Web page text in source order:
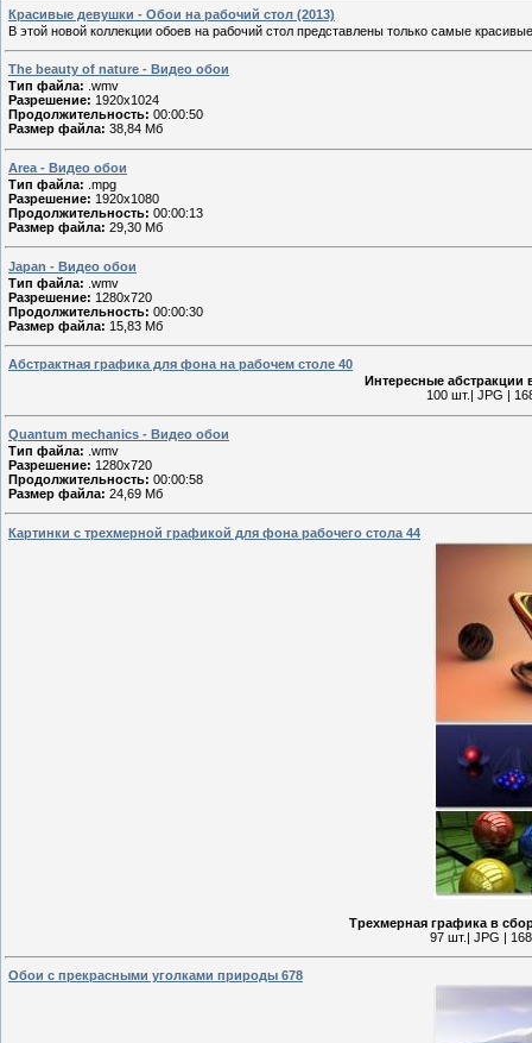
Красивые девушки - Обои на рабочий стол (2013)
В этой новой коллекции обоев на рабочий стол представлены только самые
The beauty of nature - Видео обои
Тип файла: .wmv
Разрешение: 1920x1024
Продолжительность: 00:00:50
Размер файла: 38,84 Мб
Area - Видео обои
Тип файла: .mpg
Разрешение: 1920x1080
Продолжительность: 00:00:13
Размер файла: 29,30 Мб
Japan - Видео обои
Тип файла: .wmv
Разрешение: 1280x720
Продолжительность: 00:00:30
Размер файла: 15,83 Мб
Абстрактная графика для фона на рабочем столе 40
Интересные абстракции
100 шт.| JPG |
Quantum mechanics - Видео обои
Тип файла: .wmv
Разрешение: 1280x720
Продолжительность: 00:00:58
Размер файла: 24,69 Мб
Картинки с трехмерной графикой для фона рабочего стола 44
Трехмерная графика в
97 шт.| JPG |
Обои с прекрасными уголками природы 678